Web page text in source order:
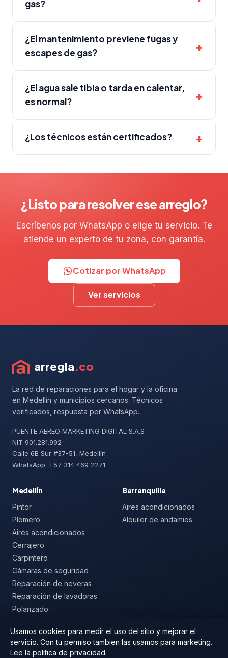
gas?
¿El mantenimiento previene fugas y
escapes de gas?
¿El agua sale tibia o tarda en calentar,
es normal?
¿Los técnicos están certificados?
¿Listo para resolver ese arreglo?
Escríbenos por WhatsApp o elige tu servicio. Te
atiende un experto de tu zona, con garantía.
Cotizar por WhatsApp
Ver servicios
arregla.co
La red de reparaciones para el hogar y la oficina
en Medellín y municipios cercanos. Técnicos
verificados, respuesta por WhatsApp.
PUENTE AEREO MARKETING DIGITAL S.A.S
NIT 901.281.992
Calle 6B Sur #37-51, Medellín
WhatsApp: +57 314 469 2271
Medellín
Pintor
Plomero
Aires acondicionados
Cerrajero
Carpintero
Cámaras de seguridad
Reparación de neveras
Reparación de lavadoras
Polarizado
Barranquilla
Aires acondicionados
Alquiler de andamios
Usamos cookies para medir el uso del sitio y mejorar el
servicio. Con tu permiso tambien las usamos para marketing.
Lee la politica de privacidad.